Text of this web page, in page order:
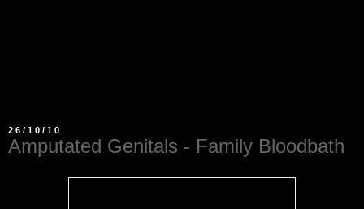
26/10/10
Amputated Genitals - Family Bloodbath